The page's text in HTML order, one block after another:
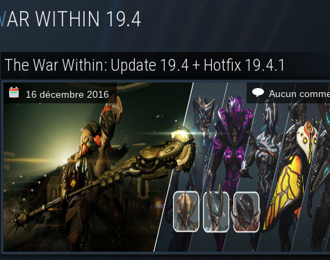
WAR WITHIN 19.4
The War Within: Update 19.4 + Hotfix 19.4.1
16 décembre 2016 Aucun